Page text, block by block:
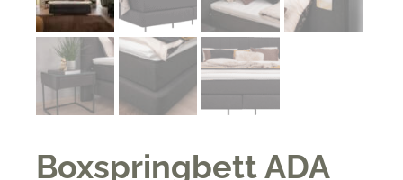
Boxspringbett ADA